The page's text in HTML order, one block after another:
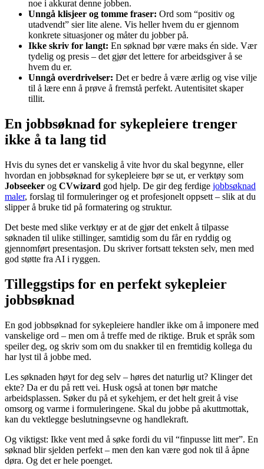
noe i akkurat denne jobben.
Unngå klisjeer og tomme fraser: Ord som “positiv og
utadvendt” sier lite alene. Vis heller hvem du er gjennom
konkrete situasjoner og måter du jobber på.
Ikke skriv for langt: En søknad bør være maks én side. Vær
tydelig og presis – det gjør det lettere for arbeidsgiver å se
hvem du er.
Unngå overdrivelser: Det er bedre å være ærlig og vise vilje
til å lære enn å prøve å fremstå perfekt. Autentisitet skaper
tillit.
En jobbsøknad for sykepleiere trenger
ikke å ta lang tid
Hvis du synes det er vanskelig å vite hvor du skal begynne, eller
hvordan en jobbsøknad for sykepleiere bør se ut, er verktøy som
Jobseeker og CVwizard god hjelp. De gir deg ferdige jobbsøknad
maler, forslag til formuleringer og et profesjonelt oppsett – slik at du
slipper å bruke tid på formatering og struktur.
Det beste med slike verktøy er at de gjør det enkelt å tilpasse
søknaden til ulike stillinger, samtidig som du får en ryddig og
gjennomført presentasjon. Du skriver fortsatt teksten selv, men med
god støtte fra AI i ryggen.
Tilleggstips for en perfekt sykepleier
jobbsøknad
En god jobbsøknad for sykepleiere handler ikke om å imponere med
vanskelige ord – men om å treffe med de riktige. Bruk et språk som
speiler deg, og skriv som om du snakker til en fremtidig kollega du
har lyst til å jobbe med.
Les søknaden høyt for deg selv – høres det naturlig ut? Klinger det
ekte? Da er du på rett vei. Husk også at tonen bør matche
arbeidsplassen. Søker du på et sykehjem, er det helt greit å vise
omsorg og varme i formuleringene. Skal du jobbe på akuttmottak,
kan du vektlegge beslutningsevne og handlekraft.
Og viktigst: Ikke vent med å søke fordi du vil “finpusse litt mer”. En
søknad blir sjelden perfekt – men den kan være god nok til å åpne
døra. Og det er hele poenget.